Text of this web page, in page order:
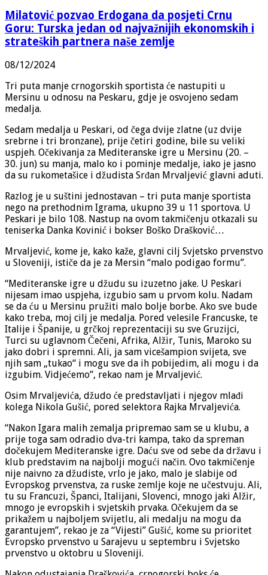
Milatović pozvao Erdogana da posjeti Crnu
Goru: Turska jedan od najvažnijih ekonomskih i
strateških partnera naše zemlje
08/12/2024
Tri puta manje crnogorskih sportista će nastupiti u
Mersinu u odnosu na Peskaru, gdje je osvojeno sedam
medalja.
Sedam medalja u Peskari, od čega dvije zlatne (uz dvije
srebrne i tri bronzane), prije četiri godine, bile su veliki
uspjeh. Očekivanja za Mediteranske igre u Mersinu (20. –
30. jun) su manja, malo ko i pominje medalje, iako je jasno
da su rukometašice i džudista Srđan Mrvaljević glavni aduti.
Razlog je u suštini jednostavan – tri puta manje sportista
nego na prethodnim Igrama, ukupno 39 u 11 sportova. U
Peskari je bilo 108. Nastup na ovom takmičenju otkazali su
teniserka Danka Kovinić i bokser Boško Drašković…
Mrvaljević, kome je, kako kaže, glavni cilj Svjetsko prvenstvo
u Sloveniji, ističe da je za Mersin “malo podigao formu”.
“Mediteranske igre u džudu su izuzetno jake. U Peskari
nijesam imao uspjeha, izgubio sam u prvom kolu. Nadam
se da ću u Mersinu pružiti malo bolje borbe. Ako sve bude
kako treba, moj cilj je medalja. Pored velesile Francuske, te
Italije i Španije, u grčkoj reprezentaciji su sve Gruzijci,
Turci su uglavnom Čečeni, Afrika, Alžir, Tunis, Maroko su
jako dobri i spremni. Ali, ja sam vicešampion svijeta, sve
njih sam „tukao“ i mogu sve da ih pobijedim, ali mogu i da
izgubim. Vidjećemo”, rekao nam je Mrvaljević.
Osim Mrvaljevića, džudo će predstavljati i njegov mlađi
kolega Nikola Gušić, pored selektora Rajka Mrvaljevića.
“Nakon Igara malih zemalja pripremao sam se u klubu, a
prije toga sam odradio dva-tri kampa, tako da spreman
dočekujem Mediteranske igre. Daću sve od sebe da državu i
klub predstavim na najbolji mogući način. Ovo takmičenje
nije naivno za džudiste, vrlo je jako, malo je slabije od
Evropskog prvenstva, za ruske zemlje koje ne učestvuju. Ali,
tu su Francuzi, Španci, Italijani, Slovenci, mnogo jaki Alžir,
mnogo je evropskih i svjetskih prvaka. Očekujem da se
prikažem u najboljem svijetlu, ali medalju na mogu da
garantujem”, rekao je za “Vijesti” Gušić, kome su prioritet
Evropsko prvenstvo u Sarajevu u septembru i Svjetsko
prvenstvo u oktobru u Sloveniji.